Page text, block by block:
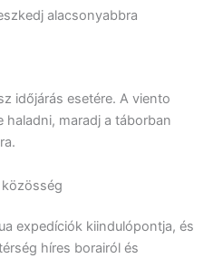
alacsonyabbra
időjárás esetére. A viento
haladni, maradj a táborban
expedíciók kiindulópontja, és
híres borairól és